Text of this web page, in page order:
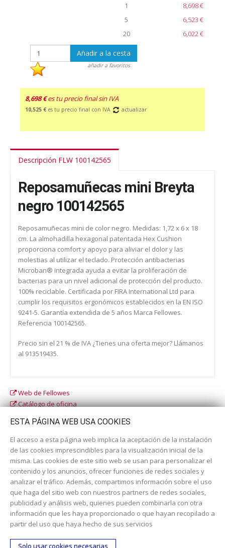
1
8,698 €
5
6,523 €
20
6,022 €
Añadir a la cesta
añadir a favoritos
8,698 € es tu precio final sin IVA
10,525 € es tu precio final con IVA actualizar
Descripción FLW 100142565
Reposamuñecas mini Breyta
negro 100142565
Reposamuñecas mini de color negro. Medidas: 1,72 x 6 x 18
cm. La almohadilla hexagonal patentada Hex Cushion
proporciona comfort y apoyo para aliviar el dolor y las
molestias al utilizar el teclado. Protección antibacterias
Microban® integrada ayuda a evitar la proliferación de
bacterias para un nivel adicional de protección del producto.
100% reciclable. Certificada por FIRA International Ltd para
cumplir los requisitos ergonómicos establecidos en la EN ISO
9241-5. Garantía extendida de 5 años Marca Fellowes.
Referencia 100142565.
Precio sin el 21 % de IVA ¿Tienes una oferta mejor? Llámanos
al 913519435.
Web de Fellowes
Catálogo de oficina
Dirección:c/ Cercedilla nº 14, 28925 Alcorcón
Email:contacta aquí
ESTA PÁGINA WEB USA COOKIES
El acceso a esta página web implica la aceptación de la instalación
de las cookies imprescindibles para la visualización inicial de la
misma. Las cookies de este sitio web se usan para personalizar el
contenido y los anuncios, ofrecer funciones de redes sociales y
analizar el tráfico. Además, compartimos información sobre el uso
que haga del sitio web con nuestros partners de redes sociales,
publicidad y análisis web, quienes pueden combinarla con otra
información que les haya proporcionado o que hayan recopilado a
partir del uso que haya hecho de sus servicios
Solo usar cookies necesarias